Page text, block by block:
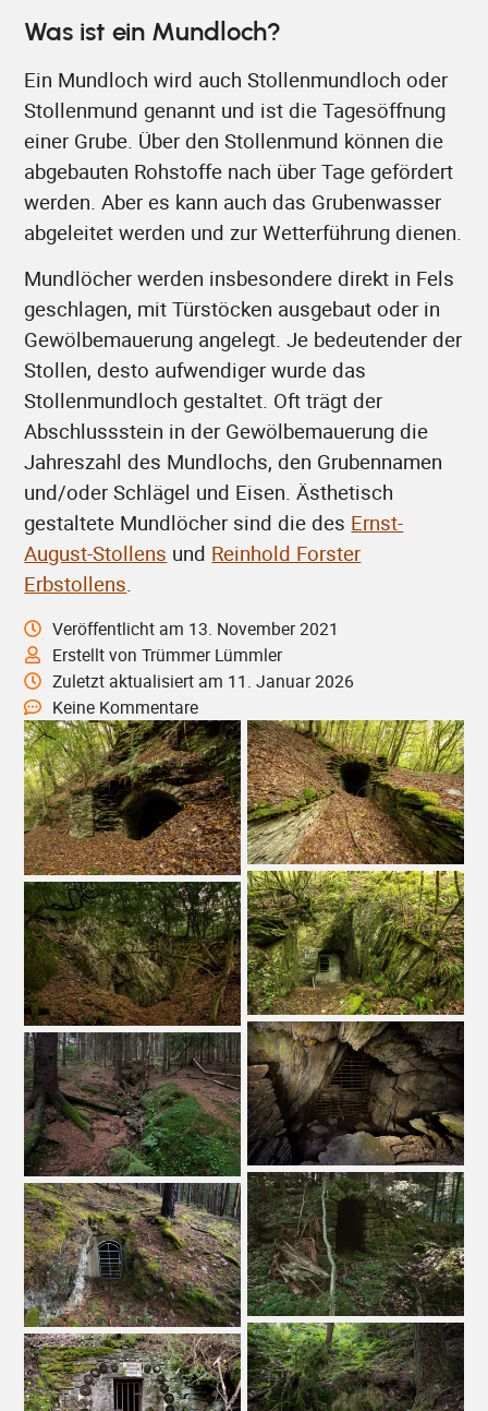
Was ist ein Mundloch?
Ein Mundloch wird auch Stollenmundloch oder
Stollenmund genannt und ist die Tagesöffnung
einer Grube. Über den Stollenmund können die
abgebauten Rohstoffe nach über Tage gefördert
werden. Aber es kann auch das Grubenwasser
abgeleitet werden und zur Wetterführung dienen.
Mundlöcher werden insbesondere direkt in Fels
geschlagen, mit Türstöcken ausgebaut oder in
Gewölbemauerung angelegt. Je bedeutender der
Stollen, desto aufwendiger wurde das
Stollenmundloch gestaltet. Oft trägt der
Abschlussstein in der Gewölbemauerung die
Jahreszahl des Mundlochs, den Grubennamen
und/oder Schlägel und Eisen. Ästhetisch
gestaltete Mundlöcher sind die des Ernst-
August-Stollens und Reinhold Forster
Erbstollens.
Veröffentlicht am 13. November 2021
Erstellt von Trümmer Lümmler
Zuletzt aktualisiert am 11. Januar 2026
Keine Kommentare